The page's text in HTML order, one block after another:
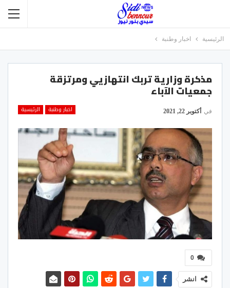
الرئيسية اخبار وطنبة
مذكرة وزارية تربك انتهازيي ومرتزقة
جمعيات الآباء
اخبار وطنبة الرئيسية في أكتوبر 22, 2021
0
انشر